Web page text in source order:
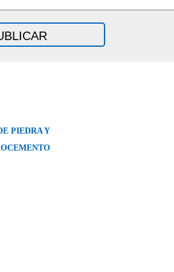
PIEDRA Y